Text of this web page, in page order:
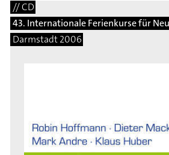
// CD
43. Internationale Ferienkurse für
Darmstadt 2006